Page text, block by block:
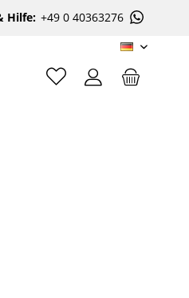
Hilfe: +49 0 40363276
DE